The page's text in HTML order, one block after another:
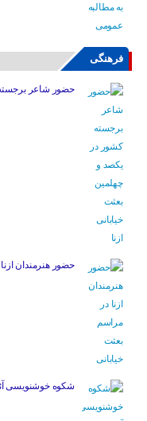
فرهنگی
حضور شاعر برجسته
حضور هنرمندان
شکوه خوشنویسی